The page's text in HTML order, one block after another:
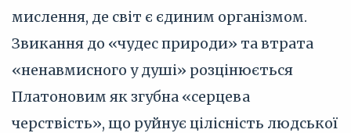
мислення, де світ є єдиним організмом.
Звикання до «чудес природи» та втрата
«ненавмисного у душі» розцінюється
Платоновим як згубна «серцева
черствість», що руйнує цілісність людської